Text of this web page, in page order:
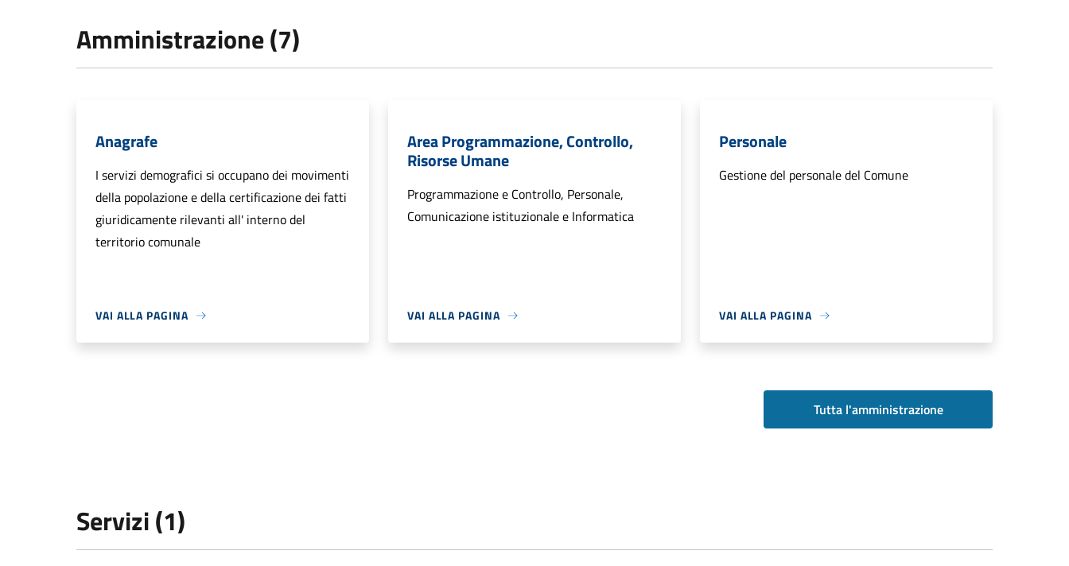
Amministrazione (7)
Anagrafe
I servizi demografici si occupano dei movimenti
della popolazione e della certificazione dei fatti
giuridicamente rilevanti all' interno del
territorio comunale
VAI ALLA PAGINA
Area Programmazione, Controllo,
Risorse Umane
Programmazione e Controllo, Personale,
Comunicazione istituzionale e Informatica
VAI ALLA PAGINA
Personale
Gestione del personale del Comune
VAI ALLA PAGINA
Tutta l'amministrazione
Servizi (1)